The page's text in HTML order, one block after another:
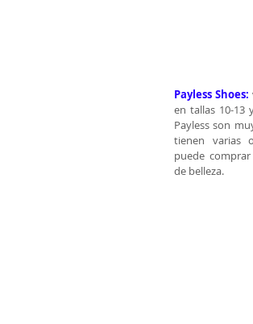
Payless Shoes:
en tallas 10-13
Payless son
tienen varias
puede
de belleza.